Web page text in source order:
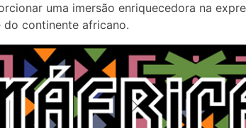
uma imersão enriquecedora na
continente africano.